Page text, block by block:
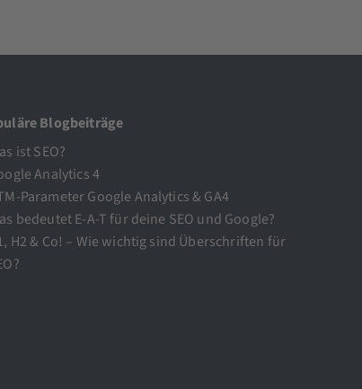
Blogbeiträge
ist SEO?
Analytics 4
Parameter Google Analytics & GA4
bedeutet E-A-T für deine SEO und Google?
H2 & Co! – Wie wichtig sind Überschriften für